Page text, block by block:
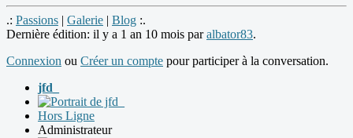
.: Passions | Galerie | Blog :.
Dernière édition: il y a 1 an 10 mois paralbator83.
Connexion ou Créer un compte pour participer à la conversation.
jfd_
Hors Ligne
Administrateur